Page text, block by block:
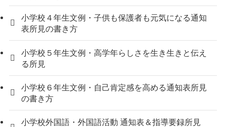
小学校４年生文例・子供も保護者も元気になる通知
表所見の書き方
小学校５年生文例・高学年らしさを生き生きと伝え
る所見
小学校６年生文例・自己肯定感を高める通知表所見
の書き方
小学校外国語・外国語活動 通知表＆指導要録所見